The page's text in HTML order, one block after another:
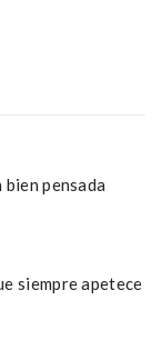
pensada
siempre apetece